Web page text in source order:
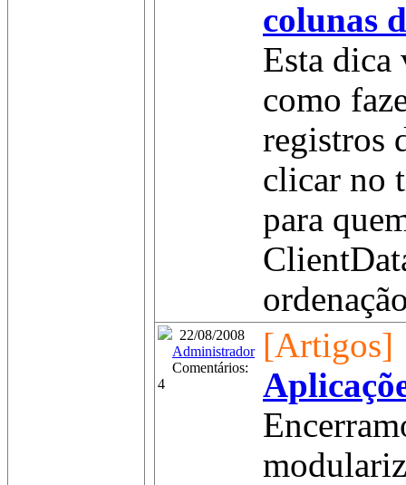
colunas
Esta dica
como
registros
clicar no
para
22/08/2008
Administrador
Comentários:
4
[Artigos]